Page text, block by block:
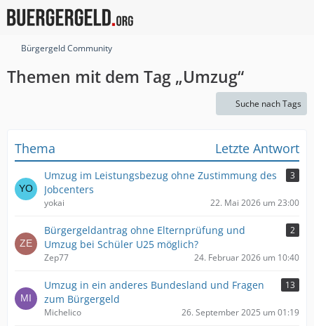
Bürgergeld Community
Themen mit dem Tag „Umzug“
Suche nach Tags
Thema Letzte Antwort
Umzug im Leistungsbezug ohne Zustimmung des
Jobcenters
3
yokai 22. Mai 2026 um 23:00
Bürgergeldantrag ohne Elternprüfung und
Umzug bei Schüler U25 möglich?
2
Zep77 24. Februar 2026 um 10:40
Umzug in ein anderes Bundesland und Fragen
zum Bürgergeld
13
Michelico 26. September 2025 um 01:19